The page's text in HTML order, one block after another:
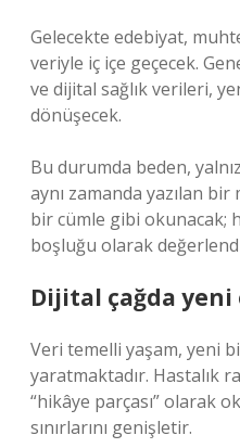
Gelecekte edebiyat,
veriyle iç içe geçecek.
ve dijital sağlık verileri,
dönüşecek.
Bu durumda beden,
aynı zamanda yazılan
bir cümle gibi okunacak;
boşluğu olarak
Dijital çağda
Veri temelli yaşam, yeni
yaratmaktadır. Hastalık
“hikâye parçası” olarak
sınırlarını genişletir.